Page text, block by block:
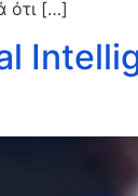
ότι […]